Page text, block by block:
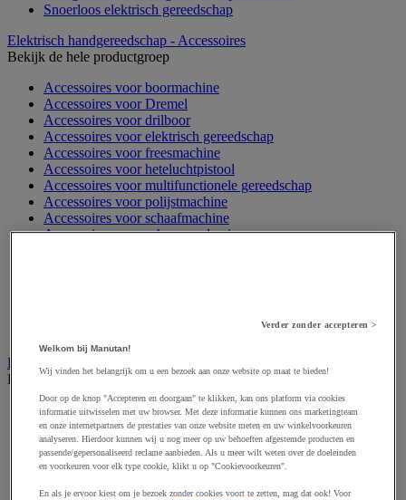
Snoerloos elektrisch gereedschap
Elektrisch handgereedschap - Accessoires
Bekijk de hele productgroep
Accessoires voor boormachine
Accessoires voor Dremel
Accessoires voor drilboor
Accessoires voor elektrisch gereedschap
Accessoires voor freesmachine
Accessoires voor heteluchtpistool
Accessoires voor multifunctionele gereedschap
Accessoires voor polijstmachine
Accessoires voor schaafmachine
Accessoires voor schroevendraaier
Elektrische toebehoren en verlichting
Bekijk de hele productgroep
Accessoires voor elektrisch schakelpaneel
Batterij, oplader en kabel
Elektrische kabel
Elektrische uitrusting
Verlengsnoer, stekkerdoos en kapelhaspel
Wandcontactdoos en schakelaar
Verder zonder accepteren >
Welkom bij Manutan!
Wij vinden het belangrijk om u een bezoek aan onze website op maat te bieden!
Door op de knop "Accepteren en doorgaan" te klikken, kan ons platform via cookies
informatie uitwisselen met uw browser. Met deze informatie kunnen ons marketingteam
en onze internetpartners de prestaties van onze website meten en uw winkelvoorkeuren
analyseren. Hierdoor kunnen wij u nog meer op uw behoeften afgestemde producten en
passende/gepersonaliseerd reclame aanbieden. Als u meer wilt weten over de doeleinden
en voorkeuren voor elk type cookie, klikt u op "Cookievoorkeuren".
En als je ervoor kiest om je bezoek zonder cookies voort te zetten, mag dat ook! Voor